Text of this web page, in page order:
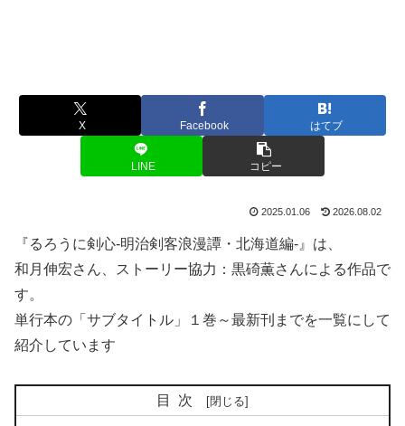
X Facebook はてブ
LINE コピー
2025.01.06 2026.08.02
『るろうに剣心-明治剣客浪漫譚・北海道編-』は、
和月伸宏さん、ストーリー協力：黒碕薫さんによる作品で
す。
単行本の「サブタイトル」１巻～最新刊までを一覧にして
紹介しています
目次